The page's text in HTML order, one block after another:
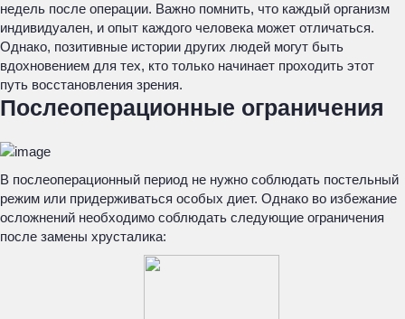
недель после операции. Важно помнить, что каждый организм
индивидуален, и опыт каждого человека может отличаться.
Однако, позитивные истории других людей могут быть
вдохновением для тех, кто только начинает проходить этот
путь восстановления зрения.
Послеоперационные ограничения
В послеоперационный период не нужно соблюдать постельный
режим или придерживаться особых диет. Однако во избежание
осложнений необходимо соблюдать следующие ограничения
после замены хрусталика: